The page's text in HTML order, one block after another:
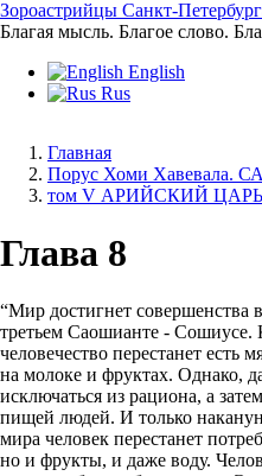
Перейти
к
содержанию
Зороастрийцы Санкт-
Благая мысль. Благое слово.
English
Rus
Строка
навигации
Главная
Порус Хоми Хавевала.
том V АРИЙСКИЙ
Глава 8
“Мир достигнет совершенства
третьем Саошианте - Сошиусе.
человечество перестанет есть
на молоке и фруктах. Однако,
исключаться из рациона, а
пищей людей. И только
мира человек перестанет
но и фрукты, и даже воду.